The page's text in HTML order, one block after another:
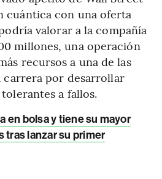
cuántica con una oferta
valorar a la compañía
millones, una operación
recursos a una de las
carrera por desarrollar
a fallos.
en bolsa y tiene su mayor
tras lanzar su primer